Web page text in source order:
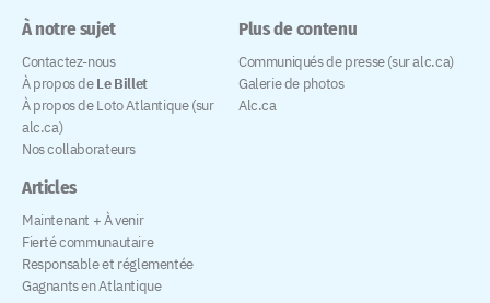
À notre sujet
Contactez-nous
À propos deLe Billet
À propos de Loto Atlantique (sur
alc.ca)
Nos collaborateurs
Articles
Maintenant + À venir
Fierté communautaire
Responsable et réglementée
Gagnants en Atlantique
Plus de contenu
Communiqués de presse (sur alc.ca)
Galerie de photos
Alc.ca